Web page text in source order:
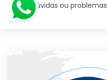
dúvidas ou